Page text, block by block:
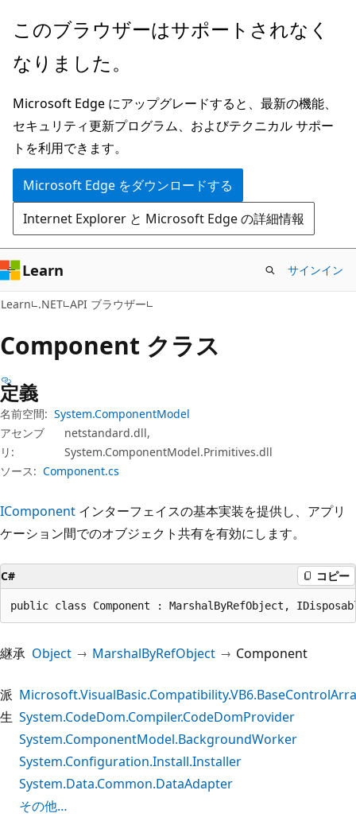
メ
ン
ン
テ
ン
ツ
に
ス
キ
ッ
プ
ペ
ジ
ナ
ビ
ゲ
ー
シ
ョ
ン
に
ス
キ
ッ
プ
このブラウザーはサポートされなく
なりました。
Microsoft Edge にアップグレードすると、最新の機能、
セキュリティ更新プログラム、およびテクニカル サポー
トを利用できます。
Microsoft Edge をダウンロードする
Internet Explorer と Microsoft Edge の詳細情報
Learn サインイン
Learn .NET API ブラウザー
Component クラス
定義
名前空間: System.ComponentModel
アセンブ
リ:
netstandard.dll,
System.ComponentModel.Primitives.dll
ソース: Component.cs
IComponent インターフェイスの基本実装を提供し、アプリ
ケーション間でのオブジェクト共有を有効にします。
C# コピー
public class Component : MarshalByRefObject,
継承 Object MarshalByRefObject Component
派
生 System.CodeDom.Compiler.CodeDomProvider
System.ComponentModel.BackgroundWorker
System.Configuration.Install.Installer
System.Data.Common.DataAdapter
その他…